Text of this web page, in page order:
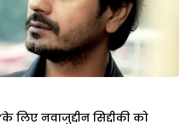
लिए नवाजुद्दीन सिद्दीकी को